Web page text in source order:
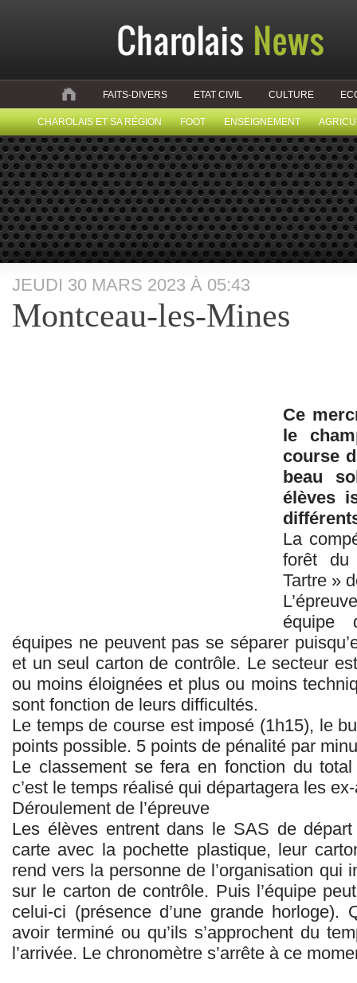
FAITS-DIVERS ETAT CIVIL CULTURE
CHAROLAIS ET SA RÉGION FOOT ENSEIGNEMENT
JEUDI 30 MARS 2023 À 05:43
Montceau-les-Mines
Ce
le
course
beau
élèves
La
forêt
Tartre »
équipe
équipes ne peuvent pas se séparer
et un seul carton de contrôle. Le secteur
ou moins éloignées et plus ou moins
sont fonction de leurs difficultés.
Le temps de course est imposé (1h15), le
points possible. 5 points de pénalité par
Le classement se fera en fonction du
c’est le temps réalisé qui départagera les
Déroulement de l’épreuve
Les élèves entrent dans le SAS de
carte avec la pochette plastique, leur
rend vers la personne de l’organisation qui
sur le carton de contrôle. Puis l’équipe
celui-ci (présence d’une grande horloge).
avoir terminé ou qu’ils s’approchent du
l’arrivée. Le chronomètre s’arrête à ce